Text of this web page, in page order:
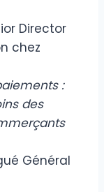
Director
chez
:
des
Général